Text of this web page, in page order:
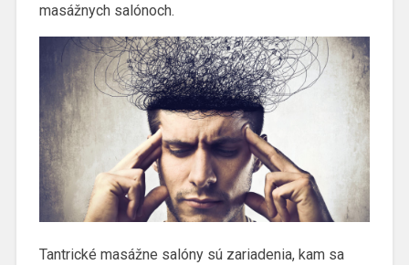
masážnych salónoch.
Tantrické masážne salóny sú zariadenia, kam sa